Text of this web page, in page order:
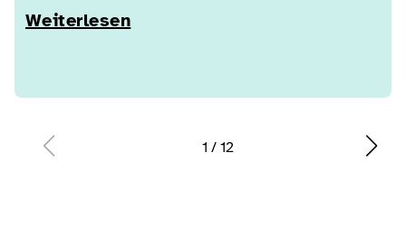
Weiterlesen
1 / 12